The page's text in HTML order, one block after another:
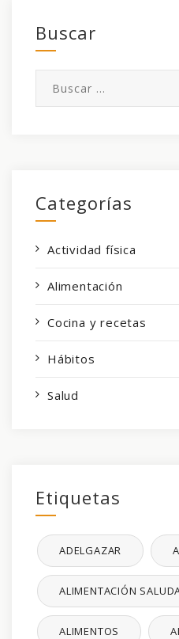
Buscar
Categorías
Actividad física
Alimentación
Cocina y recetas
Hábitos
Salud
Etiquetas
ADELGAZAR
ALIMENTACIÓN
ALIMENTOS